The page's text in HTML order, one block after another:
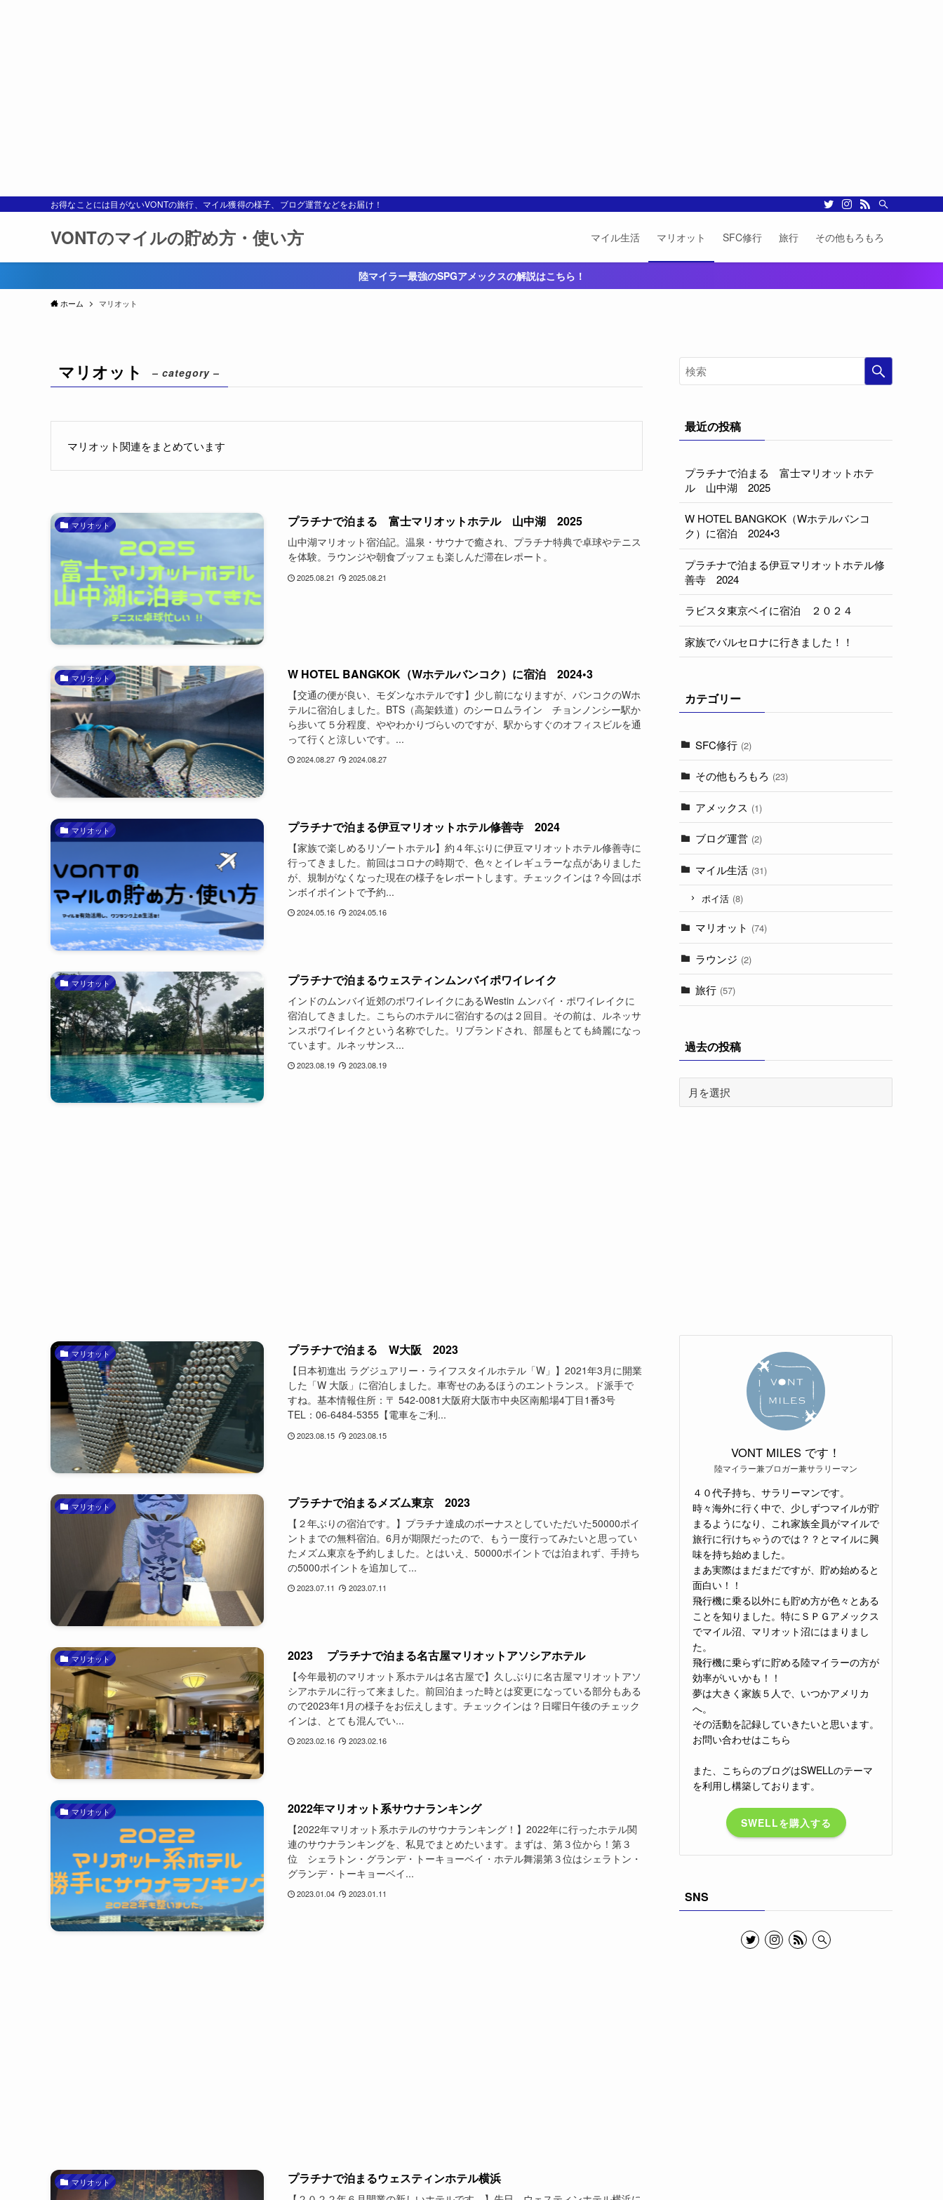
お得なことには目がないVONTの旅行、マイル獲得の様子、ブログ運営などをお届け！
VONTのマイルの貯め方・使い方 マイル生活 マリオット SFC修行 旅行 その他もろもろ
陸マイラー最強のSPGアメックスの解説はこちら！
ホーム マリオット
マリオット – category –
マリオット関連をまとめています
マリオット プラチナで泊まる 富士マリオットホテル 山中湖 2025
山中湖マリオット宿泊記。温泉・サウナで癒され、プラチナ特典で卓球やテニス
を体験。ラウンジや朝食ブッフェも楽しんだ滞在レポート。
2025.08.21 2025.08.21
マリオット W HOTEL BANGKOK（Wホテルバンコク）に宿泊 2024•3
【交通の便が良い、モダンなホテルです】少し前になりますが、バンコクのWホ
テルに宿泊しました。BTS（高架鉄道）のシーロムライン チョンノンシー駅か
ら歩いて５分程度、ややわかりづらいのですが、駅からすぐのオフィスビルを通
って行くと涼しいです。...
2024.08.27 2024.08.27
マリオット プラチナで泊まる伊豆マリオットホテル修善寺 2024
【家族で楽しめるリゾートホテル】約４年ぶりに伊豆マリオットホテル修善寺に
行ってきました。前回はコロナの時期で、色々とイレギュラーな点がありました
が、規制がなくなった現在の様子をレポートします。チェックインは？今回はボ
ンボイポイントで予約...
2024.05.16 2024.05.16
マリオット プラチナで泊まるウェスティンムンバイポワイレイク
インドのムンバイ近郊のポワイレイクにあるWestin ムンバイ・ポワイレイクに
宿泊してきました。こちらのホテルに宿泊するのは２回目。その前は、ルネッサ
ンスポワイレイクという名称でした。リブランドされ、部屋もとても綺麗になっ
ています。ルネッサンス...
2023.08.19 2023.08.19
マリオット プラチナで泊まる W大阪 2023
【日本初進出 ラグジュアリー・ライフスタイルホテル「W」】2021年3月に開業
した「W 大阪」に宿泊しました。車寄せのあるほうのエントランス。ド派手で
すね。基本情報住所：〒 542-0081大阪府大阪市中央区南船場4丁目1番3号
TEL：06-6484-5355【電車をご利...
2023.08.15 2023.08.15
マリオット プラチナで泊まるメズム東京 2023
【２年ぶりの宿泊です。】プラチナ達成のボーナスとしていただいた50000ポイ
ントまでの無料宿泊。6月が期限だったので、もう一度行ってみたいと思ってい
たメズム東京を予約しました。とはいえ、50000ポイントでは泊まれず、手持ち
の5000ポイントを追加して...
2023.07.11 2023.07.11
マリオット 2023 プラチナで泊まる名古屋マリオットアソシアホテル
【今年最初のマリオット系ホテルは名古屋で】久しぶりに名古屋マリオットアソ
シアホテルに行って来ました。前回泊まった時とは変更になっている部分もある
ので2023年1月の様子をお伝えします。チェックインは？日曜日午後のチェック
インは、とても混んでい...
2023.02.16 2023.02.16
マリオット 2022年マリオット系サウナランキング
【2022年マリオット系ホテルのサウナランキング！】2022年に行ったホテル関
連のサウナランキングを、私見でまとめたいます。まずは、第３位から！第３
位 シェラトン・グランデ・トーキョーベイ・ホテル舞湯第３位はシェラトン・
グランデ・トーキョーベイ...
2023.01.04 2023.01.11
マリオット プラチナで泊まるウェスティンホテル横浜
最近の投稿
プラチナで泊まる 富士マリオットホテ
ル 山中湖 2025
W HOTEL BANGKOK（Wホテルバンコ
ク）に宿泊 2024•3
プラチナで泊まる伊豆マリオットホテル修
善寺 2024
ラビスタ東京ベイに宿泊 ２０２４
家族でバルセロナに行きました！！
カテゴリー
SFC修行 (2)
その他もろもろ (23)
アメックス (1)
ブログ運営 (2)
マイル生活 (31)
ポイ活 (8)
マリオット (74)
ラウンジ (2)
旅行 (57)
過去の投稿
VONT MILES です！
陸マイラー兼ブロガー兼サラリーマン
４０代子持ち、サラリーマンです。
時々海外に行く中で、少しずつマイルが貯
まるようになり、これ家族全員がマイルで
旅行に行けちゃうのでは？？とマイルに興
味を持ち始めました。
まあ実際はまだまだですが、貯め始めると
面白い！！
飛行機に乗る以外にも貯め方が色々とある
ことを知りました。特にＳＰＧアメックス
でマイル沼、マリオット沼にはまりまし
た。
飛行機に乗らずに貯める陸マイラーの方が
効率がいいかも！！
夢は大きく家族５人で、いつかアメリカ
へ。
その活動を記録していきたいと思います。
お問い合わせはこちら
また、こちらのブログはSWELLのテーマ
を利用し構築しております。
SWELLを購入する
SNS